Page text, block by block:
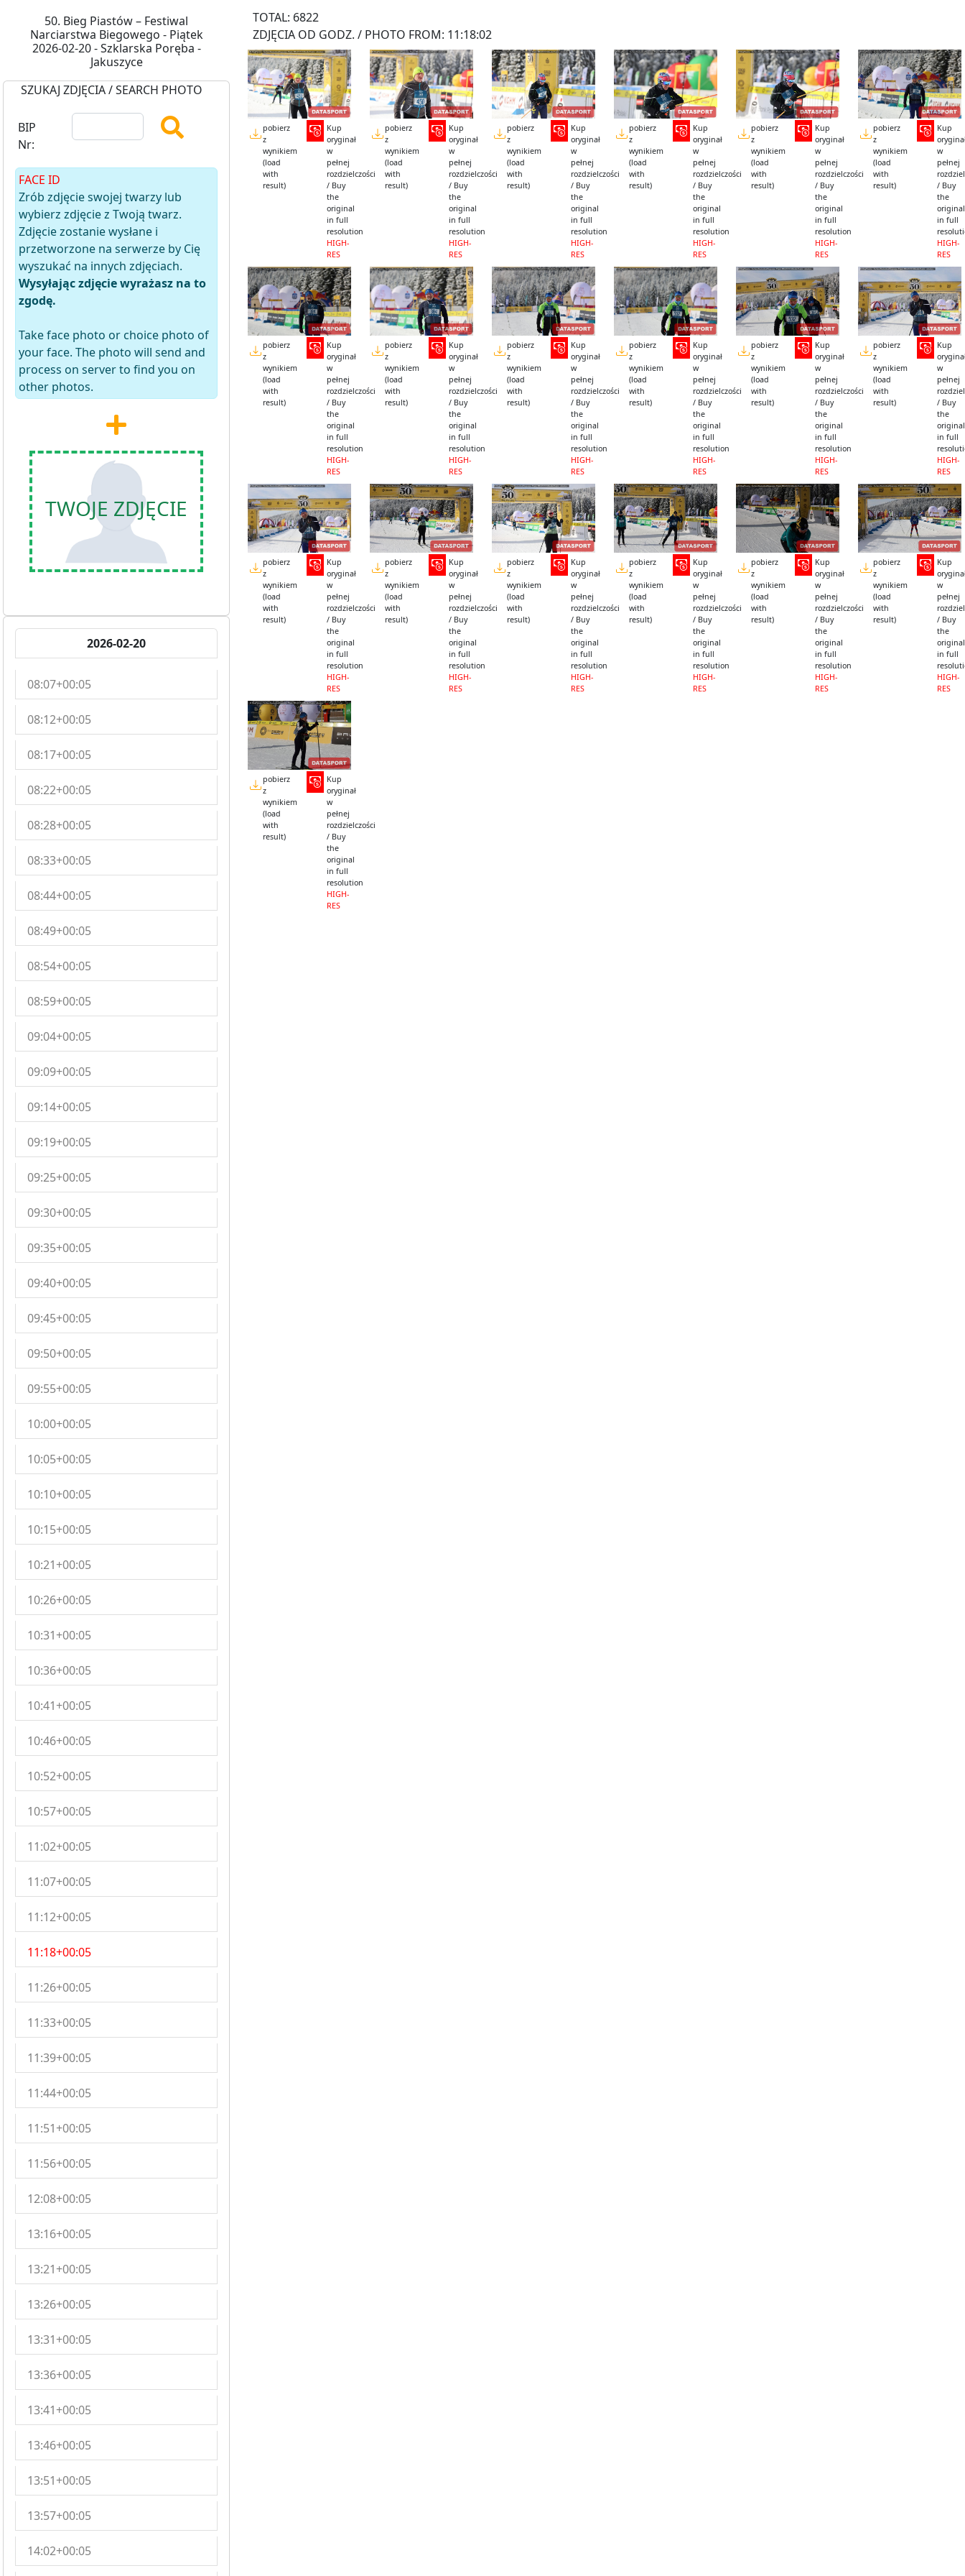
50. Bieg Piastów – Festiwal
Narciarstwa Biegowego - Piątek
2026-02-20 - Szklarska Poręba -
Jakuszyce
SZUKAJ ZDJĘCIA / SEARCH PHOTO
BIP
Nr:
FACE ID
Zrób zdjęcie swojej twarzy lub
wybierz zdjęcie z Twoją twarz.
Zdjęcie zostanie wysłane i
przetworzone na serwerze by Cię
wyszukać na innych zdjęciach.
Wysyłając zdjęcie wyrażasz na to
zgodę.
Take face photo or choice photo of
your face. The photo will send and
process on server to find you on
other photos.
TWOJE ZDJĘCIE
2026-02-20
08:07+00:05
08:12+00:05
08:17+00:05
08:22+00:05
08:28+00:05
08:33+00:05
08:44+00:05
08:49+00:05
08:54+00:05
08:59+00:05
09:04+00:05
09:09+00:05
09:14+00:05
09:19+00:05
09:25+00:05
09:30+00:05
09:35+00:05
09:40+00:05
09:45+00:05
09:50+00:05
09:55+00:05
10:00+00:05
10:05+00:05
10:10+00:05
10:15+00:05
10:21+00:05
10:26+00:05
10:31+00:05
10:36+00:05
10:41+00:05
10:46+00:05
10:52+00:05
10:57+00:05
11:02+00:05
11:07+00:05
11:12+00:05
11:18+00:05
11:26+00:05
11:33+00:05
11:39+00:05
11:44+00:05
11:51+00:05
11:56+00:05
12:08+00:05
13:16+00:05
13:21+00:05
13:26+00:05
13:31+00:05
13:36+00:05
13:41+00:05
13:46+00:05
13:51+00:05
13:57+00:05
14:02+00:05
TOTAL: 6822
ZDJĘCIA OD GODZ. / PHOTO FROM: 11:18:02
pobierz
z
wynikiem
(load
with
result)
Kup
oryginał
w
pełnej
rozdzielczości
/ Buy
the
original
in full
resolution
HIGH-
RES
pobierz
z
wynikiem
(load
with
result)
Kup
oryginał
w
pełnej
rozdzielczości
/ Buy
the
original
in full
resolution
HIGH-
RES
pobierz
z
wynikiem
(load
with
result)
Kup
oryginał
w
pełnej
rozdzielczości
/ Buy
the
original
in full
resolution
HIGH-
RES
pobierz
z
wynikiem
(load
with
result)
Kup
oryginał
w
pełnej
rozdzielczości
/ Buy
the
original
in full
resolution
HIGH-
RES
pobierz
z
wynikiem
(load
with
result)
Kup
oryginał
w
pełnej
rozdzielczości
/ Buy
the
original
in full
resolution
HIGH-
RES
pobierz
z
wynikiem
(load
with
result)
Kup
w
pełnej
/ Buy
the
original
in full
HIGH-
RES
pobierz
z
wynikiem
(load
with
result)
Kup
oryginał
w
pełnej
rozdzielczości
/ Buy
the
original
in full
resolution
HIGH-
RES
pobierz
z
wynikiem
(load
with
result)
Kup
oryginał
w
pełnej
rozdzielczości
/ Buy
the
original
in full
resolution
HIGH-
RES
pobierz
z
wynikiem
(load
with
result)
Kup
oryginał
w
pełnej
rozdzielczości
/ Buy
the
original
in full
resolution
HIGH-
RES
pobierz
z
wynikiem
(load
with
result)
Kup
oryginał
w
pełnej
rozdzielczości
/ Buy
the
original
in full
resolution
HIGH-
RES
pobierz
z
wynikiem
(load
with
result)
Kup
oryginał
w
pełnej
rozdzielczości
/ Buy
the
original
in full
resolution
HIGH-
RES
pobierz
z
wynikiem
(load
with
result)
Kup
w
pełnej
/ Buy
the
original
in full
HIGH-
RES
pobierz
z
wynikiem
(load
with
result)
Kup
oryginał
w
pełnej
rozdzielczości
/ Buy
the
original
in full
resolution
HIGH-
RES
pobierz
z
wynikiem
(load
with
result)
Kup
oryginał
w
pełnej
rozdzielczości
/ Buy
the
original
in full
resolution
HIGH-
RES
pobierz
z
wynikiem
(load
with
result)
Kup
oryginał
w
pełnej
rozdzielczości
/ Buy
the
original
in full
resolution
HIGH-
RES
pobierz
z
wynikiem
(load
with
result)
Kup
oryginał
w
pełnej
rozdzielczości
/ Buy
the
original
in full
resolution
HIGH-
RES
pobierz
z
wynikiem
(load
with
result)
Kup
oryginał
w
pełnej
rozdzielczości
/ Buy
the
original
in full
resolution
HIGH-
RES
pobierz
z
wynikiem
(load
with
result)
Kup
w
pełnej
/ Buy
the
original
in full
HIGH-
RES
pobierz
z
wynikiem
(load
with
result)
Kup
oryginał
w
pełnej
rozdzielczości
/ Buy
the
original
in full
resolution
HIGH-
RES